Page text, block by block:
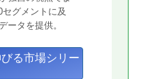
グメントに及
ータを提供。
る市場シリー